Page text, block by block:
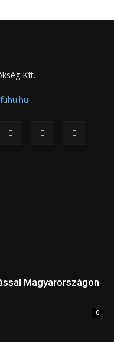
Kft.
Magyarországon
0